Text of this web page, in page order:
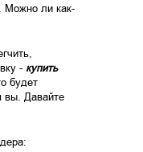
Можно ли как-
- купить
будет
вы. Давайте